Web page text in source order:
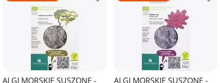
ALGI MORSKIE SUSZONE -
ALGI MORSKIE SUSZONE -